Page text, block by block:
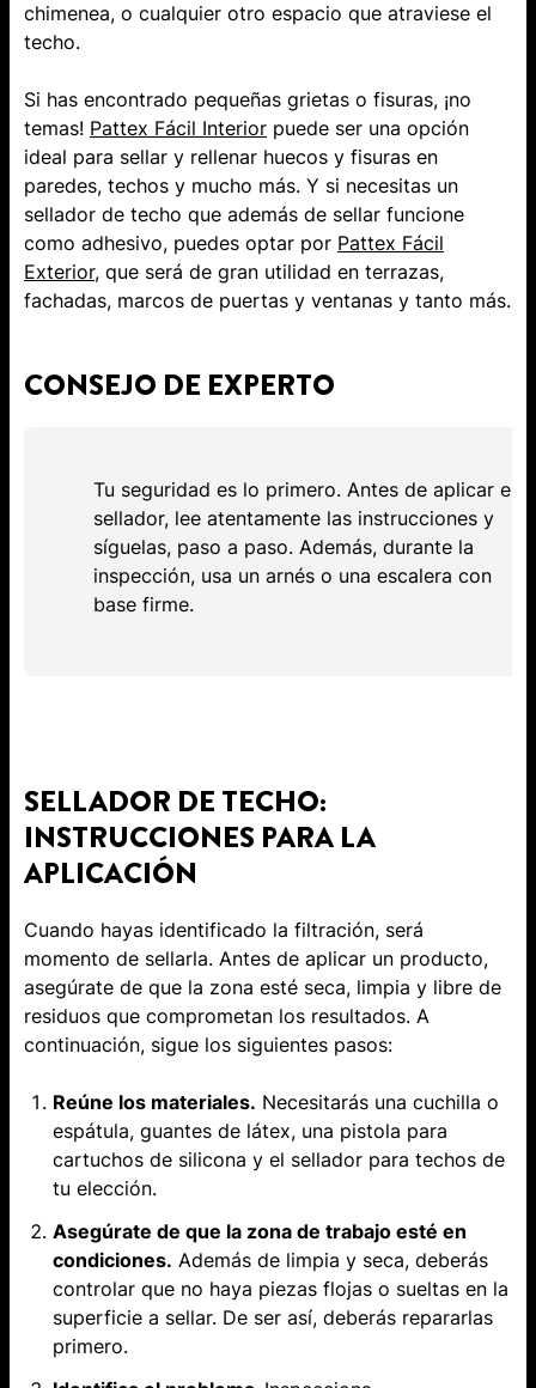
chimenea, o cualquier otro espacio que atraviese el
techo.
Si has encontrado pequeñas grietas o fisuras, ¡no
temas!​ Pattex Fácil Interior ​​ puede ser una opción
ideal para sellar y rellenar huecos y fisuras en
paredes, techos y mucho más. Y si necesitas un ​
sellador de techo que además de sellar funcione
como adhesivo, puedes optar por Pattex Fácil
Exterior, que será de gran utilidad en terrazas,
fachadas, marcos de puertas y ventanas y tanto más.
CONSEJO DE EXPERTO
Tu seguridad es lo primero. Antes de aplicar el
sellador, lee atentamente las instrucciones y
síguelas, paso a paso. Además, durante la
inspección, usa un arnés o una escalera con
base firme.
SELLADOR DE TECHO:
INSTRUCCIONES PARA LA
APLICACIÓN
Cuando hayas identificado la filtración, será
momento de sellarla. Antes de aplicar un producto,
asegúrate de que la zona esté seca, limpia y libre de
residuos que comprometan los resultados. A
continuación, sigue los siguientes pasos:
Reúne los materiales. Necesitarás una cuchilla o
espátula, guantes de látex, una pistola para
cartuchos de silicona y el ​​sellador para techos de
tu elección.
Asegúrate de que la zona de trabajo esté en
condiciones. Además de limpia y seca, deberás
controlar que no haya piezas flojas o sueltas en la
superficie a sellar. De ser así, deberás repararlas
primero.